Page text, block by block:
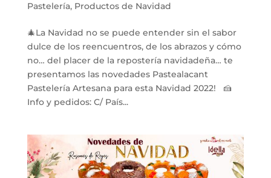
Pastelería, Productos de Navidad
🎄La Navidad no se puede entender sin el sabor
dulce de los reencuentros, de los abrazos y cómo
no… del placer de la repostería navidadeña… te
presentamos las novedades Pastealacant
Pastelería Artesana para esta Navidad 2022! 🍰
Info y pedidos: C/ País...